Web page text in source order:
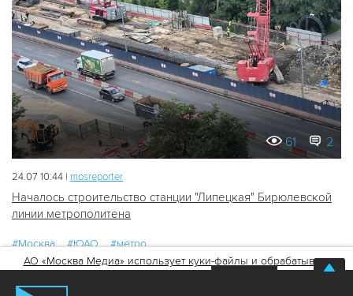
61 2
24.07 10:44 | mosreporter
Началось строительство станции "Липецкая" Бирюлевской
линии метрополитена
#Москва #ЮАО
#метро
АО «Москва Медиа» использует куки-файлы и обрабатывает